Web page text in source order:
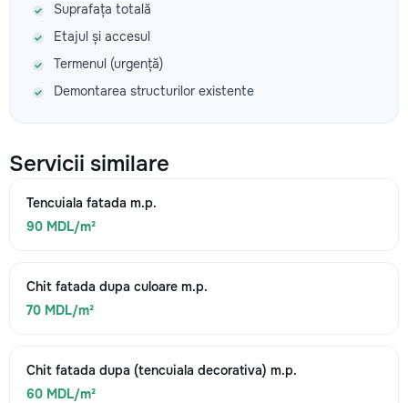
Suprafața totală
Etajul și accesul
Termenul (urgență)
Demontarea structurilor existente
Servicii similare
Tencuiala fatada m.p.
90 MDL/m²
Chit fatada dupa culoare m.p.
70 MDL/m²
Chit fatada dupa (tencuiala decorativa) m.p.
60 MDL/m²